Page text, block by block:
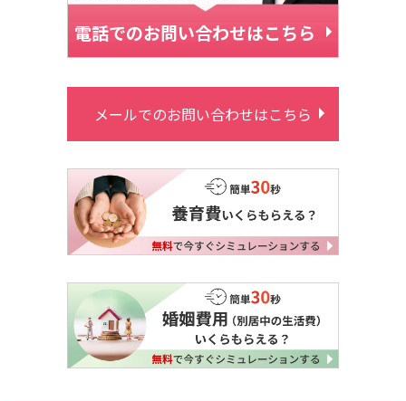
電話でのお問い合わせはこちら
メールでのお問い合わせはこちら